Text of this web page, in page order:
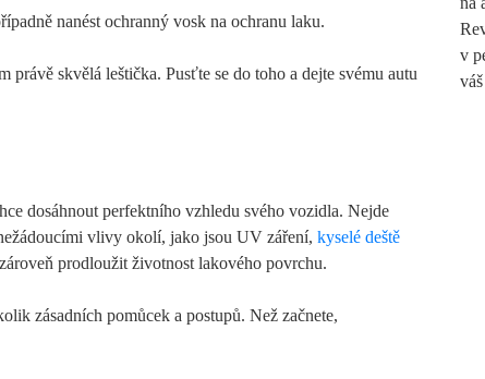
nanést ochranný vosk na ochranu laku.
právě skvělá leštička. Pusťte se do toho a dejte svému autu
dosáhnout perfektního vzhledu svého vozidla. Nejde
vlivy okolí, jako jsou UV záření,kyselé deště
prodloužit životnost lakového povrchu.
zásadních pomůcek a postupů. Než začnete,